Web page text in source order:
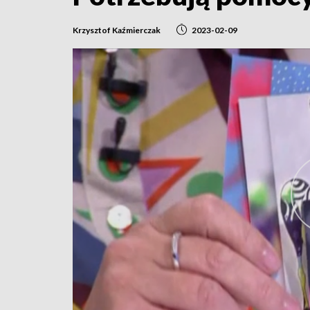
Krzysztof Kaźmierczak 2023-02-09